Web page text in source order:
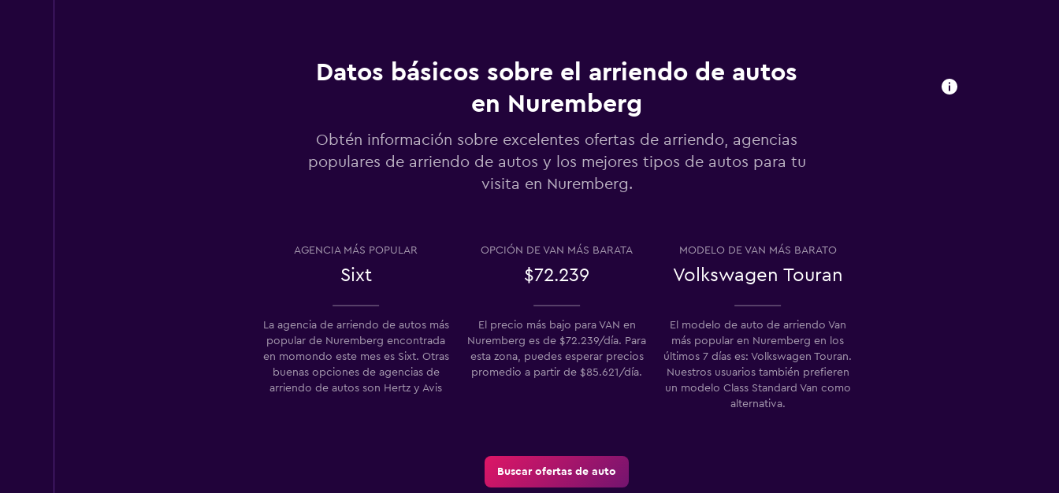
Ver precios
5 puntos de arriendo
Datos básicos sobre el arriendo de autos
en Nuremberg
Obtén información sobre excelentes ofertas de arriendo, agencias
populares de arriendo de autos y los mejores tipos de autos para tu
visita en Nuremberg.
AGENCIA MÁS POPULAR
Sixt
OPCIÓN DE VAN MÁS BARATA
$72.239
MODELO DE VAN MÁS BARATO
Volkswagen Touran
La agencia de arriendo de autos más
popular de Nuremberg encontrada
en momondo este mes es Sixt. Otras
buenas opciones de agencias de
arriendo de autos son Hertz y Avis
El precio más bajo para VAN en
Nuremberg es de $72.239/día. Para
esta zona, puedes esperar precios
promedio a partir de $85.621/día.
El modelo de auto de arriendo Van
más popular en Nuremberg en los
últimos 7 días es: Volkswagen Touran.
Nuestros usuarios también prefieren
un modelo Class Standard Van como
alternativa.
Buscar ofertas de auto